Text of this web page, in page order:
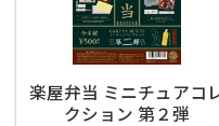
楽屋弁当 ミニチュアコ
クション 第２弾